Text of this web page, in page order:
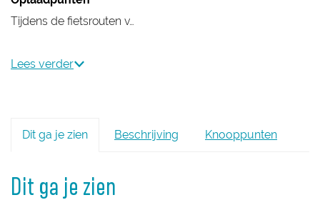
Tijdens de fietsrouten v…
Lees verder
Dit ga je zien Beschrijving Knooppunten
Dit ga je zien